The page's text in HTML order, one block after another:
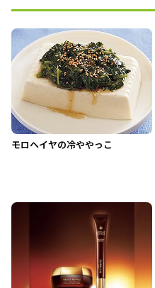
モロヘイヤの冷ややっこ